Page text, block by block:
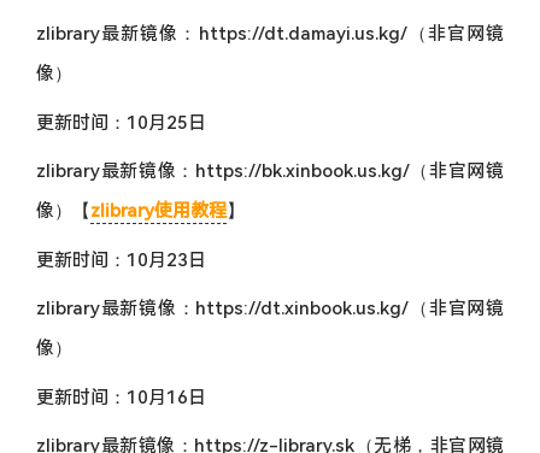
zlibrary最新镜像：https://dt.damayi.us.kg/（非官网镜
像）
更新时间：10月25日
zlibrary最新镜像：https://bk.xinbook.us.kg/（非官网镜
像）【zlibrary使用教程】
更新时间：10月23日
zlibrary最新镜像：https://dt.xinbook.us.kg/（非官网镜
像）
更新时间：10月16日
zlibrary最新镜像：https://z-library.sk（无梯，非官网镜